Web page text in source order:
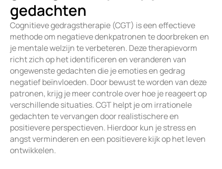
gedachten
Cognitieve gedragstherapie (CGT) is een effectieve
methode om negatieve denkpatronen te doorbreken en
je mentale welzijn te verbeteren. Deze therapievorm
richt zich op het identificeren en veranderen van
ongewenste gedachten die je emoties en gedrag
negatief beïnvloeden. Door bewust te worden van deze
patronen, krijg je meer controle over hoe je reageert op
verschillende situaties. CGT helpt je om irrationele
gedachten te vervangen door realistischere en
positievere perspectieven. Hierdoor kun je stress en
angst verminderen en een positievere kijk op het leven
ontwikkelen.